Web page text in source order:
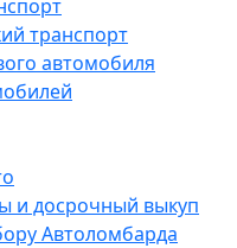
транспорт
автомобиля
и досрочный выкуп
Автоломбарда